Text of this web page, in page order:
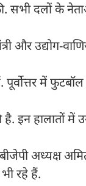
सभी दलों के
और उद्योग-
में
हालातों में
अध्यक्ष
रहे हैं.